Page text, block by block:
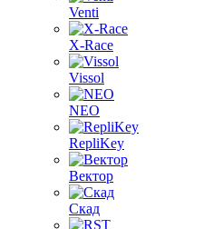
Venti
X-Race
Vissol
NEO
RepliKey
Вектор
Скад